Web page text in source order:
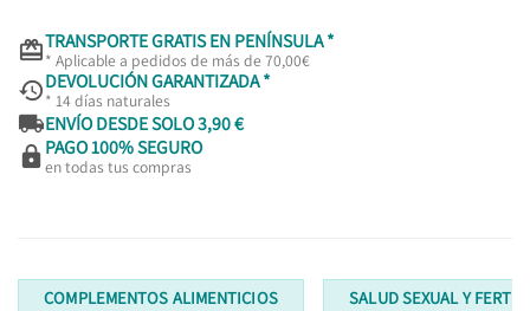
TRANSPORTE GRATIS EN PENÍNSULA *
* Aplicable a pedidos de más de 70,00€
DEVOLUCIÓN GARANTIZADA *
* 14 días naturales
ENVÍO DESDE SOLO 3,90 €
 PAGO 100% SEGURO
en todas tus compras
COMPLEMENTOS ALIMENTICIOS SALUD SEXUAL Y